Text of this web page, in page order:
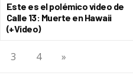
Este es el polémico video de
Calle 13: Muerte en Hawaii
(+Video)
3 4 »